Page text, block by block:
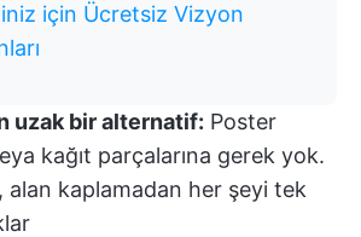
için Ücretsiz Vizyon
uzak bir alternatif: Poster
kağıt parçalarına gerek yok.
alan kaplamadan her şeyi tek